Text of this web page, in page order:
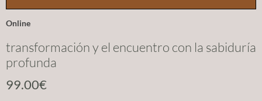
Online
transformación y el encuentro con la sabiduría
profunda
99.00€